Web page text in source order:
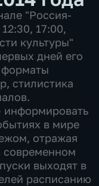
"Россия-
17:00,
культуры"
дней его
форматы
стилистика
информировать
в мире
отражая
современном
выходят в
расписанию